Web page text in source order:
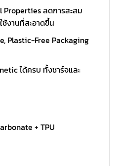
ลดการสะสม
งานที่สะอาดขึ้น
Plastic-Free Packaging
ได้ครบ ทั้งชาร์จและ
+ TPU